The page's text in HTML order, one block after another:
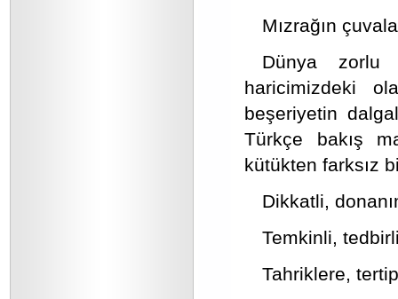
Mızrağın
Dünya zorlu
haricimizdeki
beşeriyetin
Türkçe bakış
kütükten farksız
Dikkatli,
Temkinli,
Tahriklere,